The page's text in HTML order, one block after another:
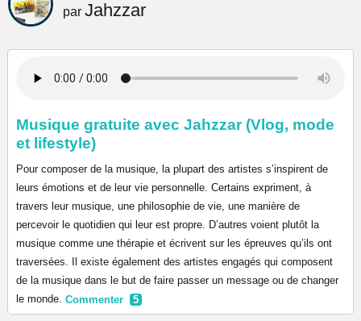
par Jahzzar
Musique gratuite avec Jahzzar (Vlog, mode
et lifestyle)
Pour composer de la musique, la plupart des artistes s’inspirent de
leurs émotions et de leur vie personnelle. Certains expriment, à
travers leur musique, une philosophie de vie, une manière de
percevoir le quotidien qui leur est propre. D’autres voient plutôt la
musique comme une thérapie et écrivent sur les épreuves qu’ils ont
traversées. Il existe également des artistes engagés qui composent
de la musique dans le but de faire passer un message ou de changer
le monde. Commenter 5